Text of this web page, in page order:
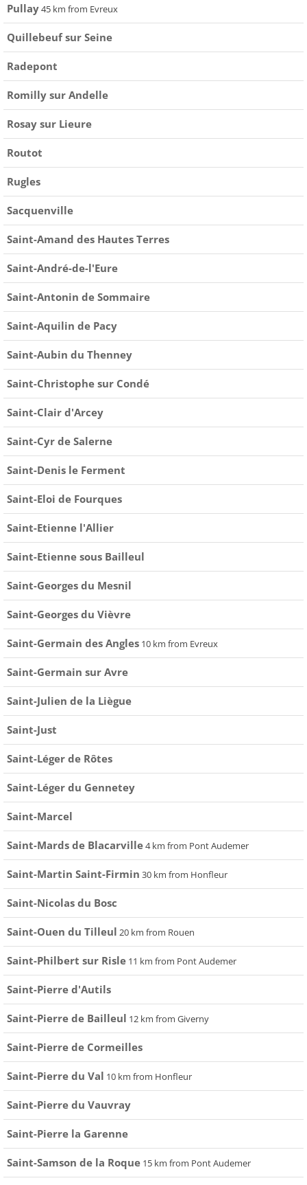
Pullay45 km from Evreux
Quillebeuf sur Seine
Radepont
Romilly sur Andelle
Rosay sur Lieure
Routot
Rugles
Sacquenville
Saint-Amand des Hautes Terres
Saint-André-de-l'Eure
Saint-Antonin de Sommaire
Saint-Aquilin de Pacy
Saint-Aubin du Thenney
Saint-Christophe sur Condé
Saint-Clair d'Arcey
Saint-Cyr de Salerne
Saint-Denis le Ferment
Saint-Eloi de Fourques
Saint-Etienne l'Allier
Saint-Etienne sous Bailleul
Saint-Georges du Mesnil
Saint-Georges du Vièvre
Saint-Germain des Angles 10 km from Evreux
Saint-Germain sur Avre
Saint-Julien de la Liègue
Saint-Just
Saint-Léger de Rôtes
Saint-Léger du Gennetey
Saint-Marcel
Saint-Mards de Blacarville4 km from Pont Audemer
Saint-Martin Saint-Firmin 30 km from Honfleur
Saint-Nicolas du Bosc
Saint-Ouen du Tilleul 20 km from Rouen
Saint-Philbert sur Risle 11 km from Pont Audemer
Saint-Pierre d'Autils
Saint-Pierre de Bailleul 12 km from Giverny
Saint-Pierre de Cormeilles
Saint-Pierre du Val 10 km from Honfleur
Saint-Pierre du Vauvray
Saint-Pierre la Garenne
Saint-Samson de la Roque 15 km from Pont Audemer